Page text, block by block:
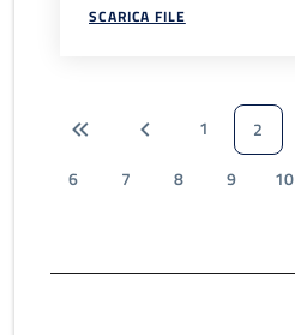
SCARICA FILE
1 2
6
7 8 9 10